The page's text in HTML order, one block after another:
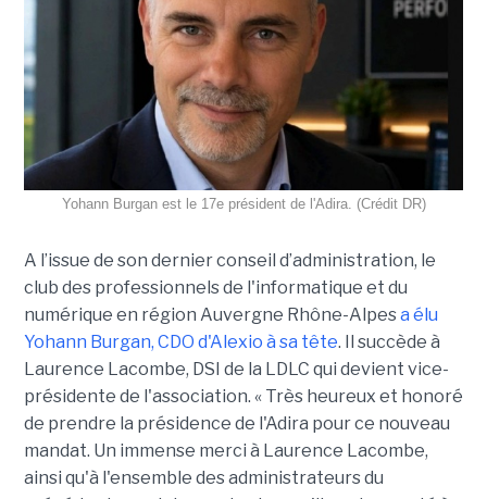
Yohann Burgan est le 17e président de l'Adira. (Crédit DR)
A l’issue de son dernier conseil d’administration, le
club des professionnels de l'informatique et du
numérique en région Auvergne Rhône-Alpesa élu
Yohann Burgan, CDO d'Alexio à sa tête. Il succède à
Laurence Lacombe, DSI de la LDLC qui devient vice-
présidente de l'association. « Très heureux et honoré
de prendre la présidence de l'Adira pour ce nouveau
mandat. Un immense merci à Laurence Lacombe,
ainsi qu'à l'ensemble des administrateurs du